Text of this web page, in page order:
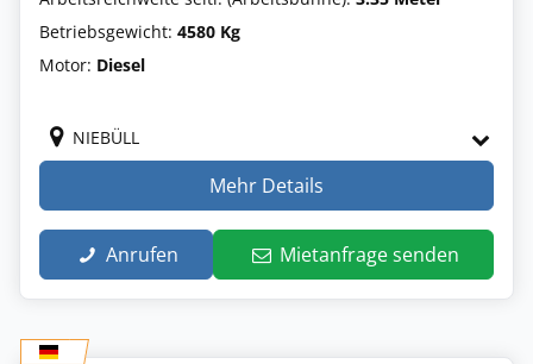
Betriebsgewicht: 4580 Kg
Motor: Diesel
NIEBÜLL
Mehr Details
Anrufen Mietanfrage senden